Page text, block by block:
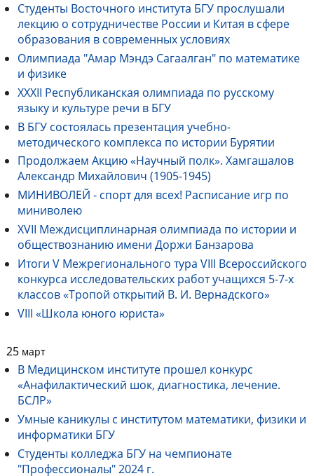
Студенты Восточного института БГУ прослушали
лекцию о сотрудничестве России и Китая в сфере
образования в современных условиях
Олимпиада "Амар Мэндэ Сагаалган" по математике
и физике
ХХХII Республиканская олимпиада по русскому
языку и культуре речи в БГУ
В БГУ состоялась презентация учебно-
методического комплекса по истории Бурятии
Продолжаем Акцию «Научный полк». Хамгашалов
Александр Михайлович (1905-1945)
МИНИВОЛЕЙ - спорт для всех! Расписание игр по
миниволею
XVII Междисциплинарная олимпиада по истории и
обществознанию имени Доржи Банзарова
Итоги V Межрегионального тура VIII Всероссийского
конкурса исследовательских работ учащихся 5-7-х
классов «Тропой открытий В. И. Вернадского»
VIII «Школа юного юриста»
25 март
В Медицинском институте прошел конкурс
«Анафилактический шок, диагностика, лечение.
БСЛР»
Умные каникулы с институтом математики, физики и
информатики БГУ
Студенты колледжа БГУ на чемпионате
"Профессионалы" 2024 г.